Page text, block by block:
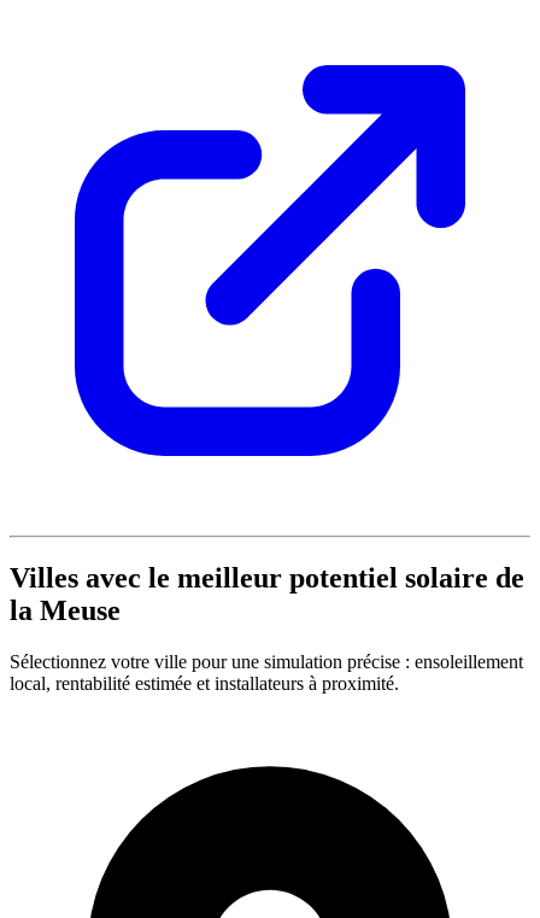
Villes avec le meilleur potentiel solaire de
la Meuse
Sélectionnez votre ville pour une simulation précise : ensoleillement
local, rentabilité estimée et installateurs à proximité.